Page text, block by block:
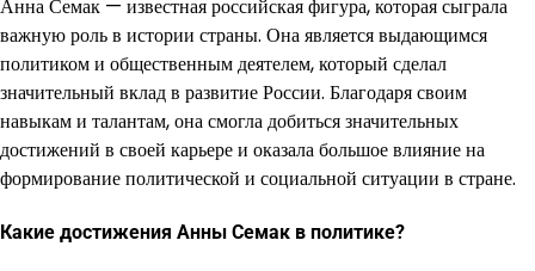
Анна Семак — известная российская фигура, которая сыграла
важную роль в истории страны. Она является выдающимся
политиком и общественным деятелем, который сделал
значительный вклад в развитие России. Благодаря своим
навыкам и талантам, она смогла добиться значительных
достижений в своей карьере и оказала большое влияние на
формирование политической и социальной ситуации в стране.
Какие достижения Анны Семак в политике?